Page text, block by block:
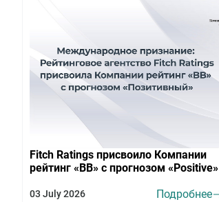
Fitch Ratings присвоило Компании
рейтинг «BB» с прогнозом «Positive»
03 July 2026 Подробнее